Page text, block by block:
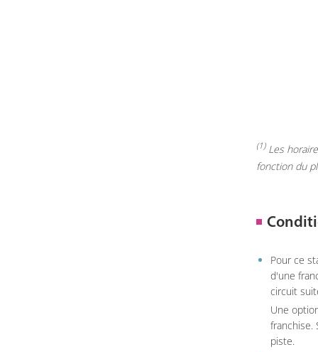
(1)Les
fonction du
Pour ce
d'une
circuit
Une
franchise.
piste.